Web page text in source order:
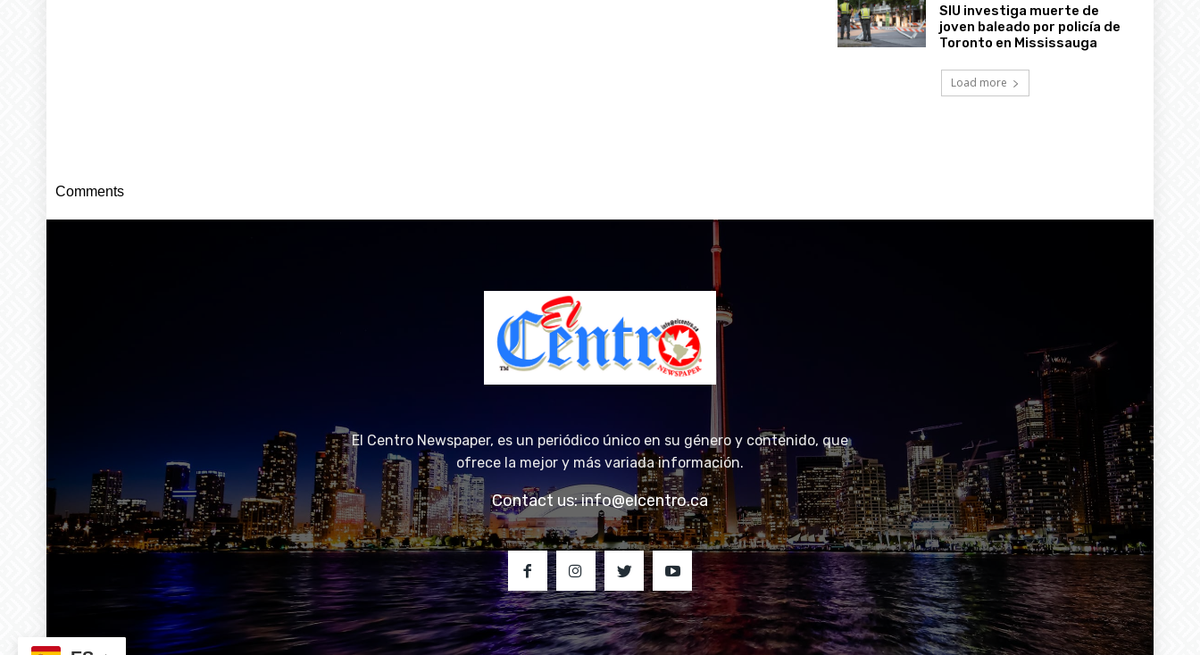
SIU investiga muerte de
joven baleado por policía de
Toronto en Mississauga
Load more
Comments
El Centro Newspaper, es un periódico único en su género y contenido, que
ofrece la mejor y más variada información.
Contact us:info@elcentro.ca